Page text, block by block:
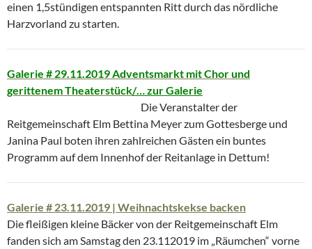
einen 1,5stündigen entspannten Ritt durch das nördliche
Harzvorland zu starten.
Galerie # 29.11.2019 Adventsmarkt mit Chor und
gerittenem Theaterstück/… zur Galerie
Die Veranstalter der
Reitgemeinschaft Elm Bettina Meyer zum Gottesberge und
Janina Paul boten ihren zahlreichen Gästen ein buntes
Programm auf dem Innenhof der Reitanlage in Dettum!
Galerie # 23.11.2019 | Weihnachtskekse backen
Die fleißigen kleine Bäcker von der Reitgemeinschaft Elm
fanden sich am Samstag den 23.112019 im „Räumchen“ vorne